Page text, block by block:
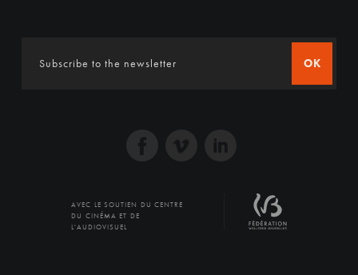
OK
AVEC LE SOUTIEN DU CENTRE
DU CINÉMA ET DE
L'AUDIOVISUEL